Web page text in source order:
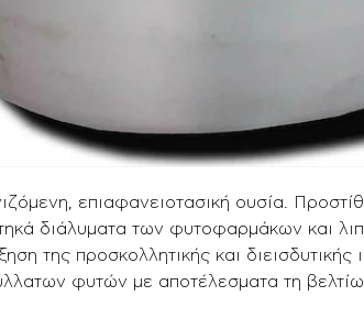
επιαφανειοτασική ουσία.
διάλυματα των φυτοφαρμάκων και
της προσκολλητικής και διεισδυτικής
φυτών με αποτέλεσματα τη